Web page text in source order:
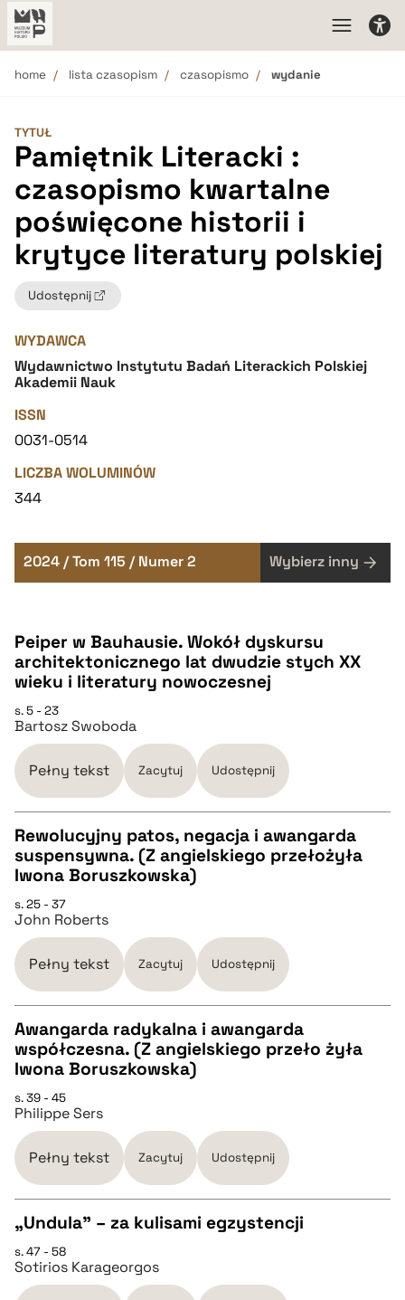
home lista czasopism czasopismo wydanie
TYTUŁ
Pamiętnik Literacki :
czasopismo kwartalne
poświęcone historii i
krytyce literatury polskiej
Udostępnij
WYDAWCA
Wydawnictwo Instytutu Badań Literackich Polskiej
Akademii Nauk
ISSN
0031-0514
LICZBA WOLUMINÓW
344
2024 / Tom 115 / Numer 2 Wybierz inny
Peiper w Bauhausie. Wokół dyskursu
architektonicznego lat dwudzie stych XX
wieku i literatury nowoczesnej
s. 5 - 23
Bartosz Swoboda
Pełny tekst Zacytuj Udostępnij
CZYSTY TEKST
pobierz cytat
BIBTEX
pobierz cytat
Rewolucyjny patos, negacja i awangarda
suspensywna. (Z angielskiego przełożyła
Iwona Boruszkowska)
s. 25 - 37
John Roberts
Pełny tekst Zacytuj Udostępnij
CZYSTY TEKST
pobierz cytat
BIBTEX
pobierz cytat
Awangarda radykalna i awangarda
współczesna. (Z angielskiego przeło żyła
Iwona Boruszkowska)
s. 39 - 45
Philippe Sers
Pełny tekst Zacytuj Udostępnij
CZYSTY TEKST
„Undula” – za kulisami egzystencji
s. 47 - 58
Sotirios Karageorgos